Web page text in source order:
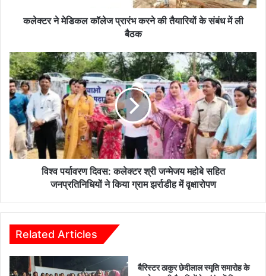
प्रा
रं
भ
क
र
ने
की
तै
या
सं
में
ली
बै
कलेक्टर ने मेडिकल कॉलेज प्रारंभ करने की तैयारियों के संबंध में ली
बैठक
वि
श्व
प
र्या
व
दि
व
श्री
ज
न्मे
विश्व पर्यावरण दिवस: कलेक्टर श्री जन्मेजय महोबे सहित
जनप्रतिनिधियों ने किया ग्राम झर्राडीह में वृक्षारोपण
Related Articles
बैरिस्टर ठाकुर छेदीलाल स्मृति समारोह के